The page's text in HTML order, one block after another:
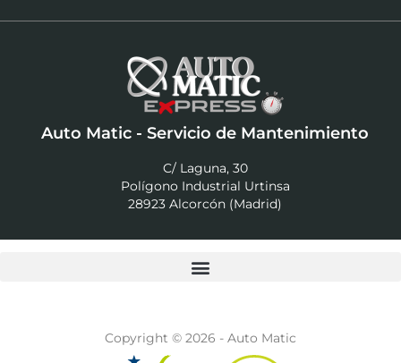
Auto Matic - Servicio de Mantenimiento
C/ Laguna, 30
Polígono Industrial Urtinsa
28923 Alcorcón (Madrid)
Copyright © 2026 - Auto Matic